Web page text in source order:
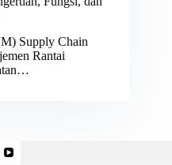
Supply Chain
Rantai